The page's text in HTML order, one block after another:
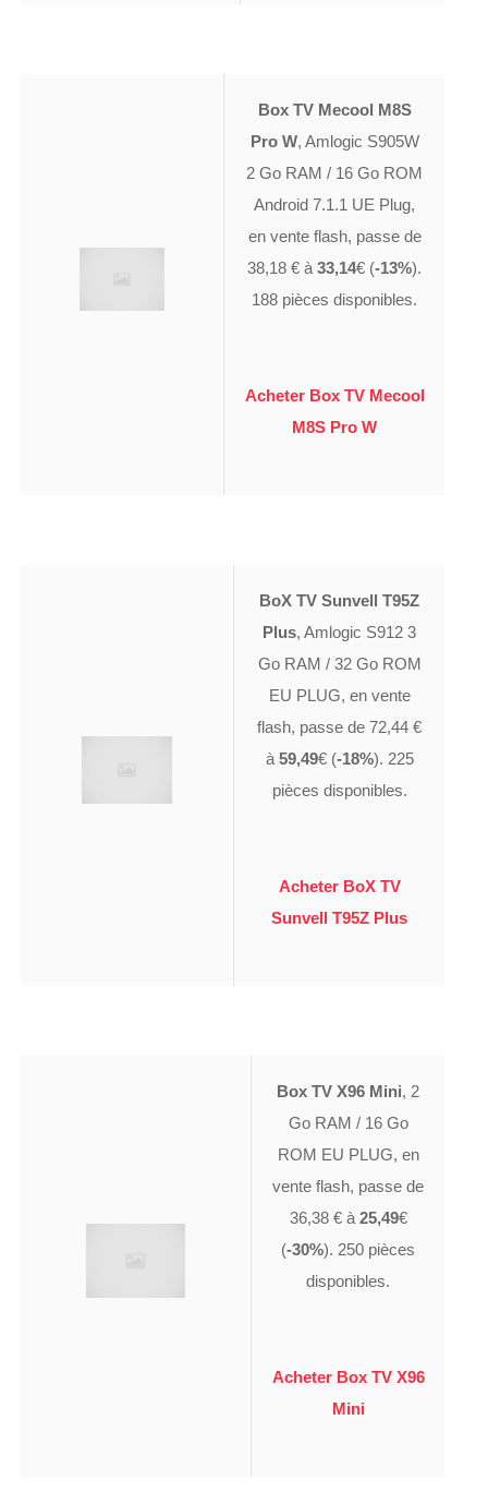
Box TV Mecool M8S
Pro W, Amlogic S905W
2 Go RAM / 16 Go ROM
Android 7.1.1 UE Plug,
en vente flash, passe de
38,18 € à 33,14€ (-13%).
188 pièces disponibles.
Acheter Box TV Mecool
M8S Pro W
BoX TV Sunvell T95Z
Plus, Amlogic S912 3
Go RAM / 32 Go ROM
EU PLUG, en vente
flash, passe de 72,44 €
à 59,49€ (-18%). 225
pièces disponibles.
Acheter BoX TV
Sunvell T95Z Plus
Box TV X96 Mini, 2
Go RAM / 16 Go
ROM EU PLUG, en
vente flash, passe de
36,38 € à 25,49€
(-30%). 250 pièces
disponibles.
Acheter Box TV X96
Mini